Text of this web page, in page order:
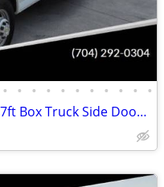
• • • • • • • • • • •
2022 Chevrolet Express 3500 17ft Box Truck Side Door Delivery Van